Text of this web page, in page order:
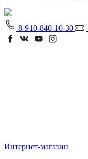
8-910-840-10-30
Интернет-магазин